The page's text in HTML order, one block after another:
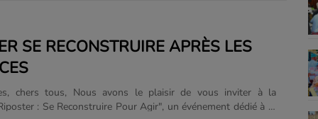
: maman solo, entrepreneure et manager dans
Elle allie avec grâce sensibilité artistique et stratégie,
qu’elle accompagne avec humanité et vision. Sa
d’être un frein, est un moteur de force et......
SE RECONSTRUIRE APRÈS LES
chers tous, Nous avons le plaisir de vous inviter à la
: Se Reconstruire Pour Agir", un événement dédié à la